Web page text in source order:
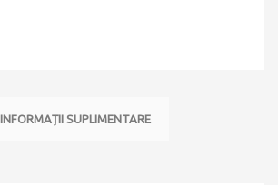
INFORMAȚII SUPLIMENTARE